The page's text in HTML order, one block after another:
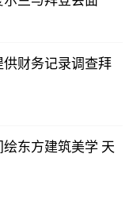
财务记录调查拜
东方建筑美学 天